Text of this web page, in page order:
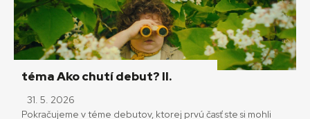
téma Ako chutí debut? II.
31. 5. 2026
Pokračujeme v téme debutov, ktorej prvú časť ste si mohli